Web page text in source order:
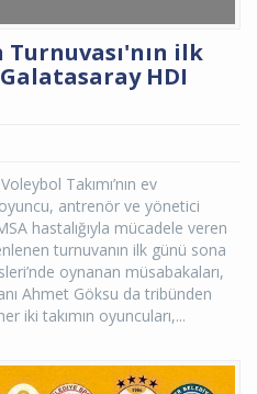
ilk
HDI
Takımı’nın ev
antrenör ve yönetici
hastalığıyla mücadele veren
turnuvanın ilk günü sona
oynanan müsabakaları,
Ahmet Göksu da tribünden
iki takımın oyuncuları,...